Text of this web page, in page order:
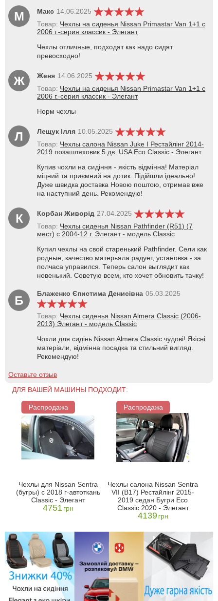
М Макс 14.06.2025
Товар: Чехлы на сиденья Nissan Primastar Van 1+1 c
2006 г.-серия классик - Элегант
Чехлы отличные, подходят как надо сидят
превосходно!
Ж Женя 14.06.2025
Товар: Чехлы на сиденья Nissan Primastar Van 1+1 c
2006 г.-серия классик - Элегант
Норм чехлы
Л Лещук Ілля 10.05.2025
Товар: Чехлы салона Nissan Juke І Рестайлінг 2014-
2019 позашляховик 5 дв. USA Eco Classic - Элегант
Купив чохли на сидіння - якість відмінна! Матеріал
міцний та приємний на дотик. Підійшли ідеально!
Дуже швидка доставка Новою поштою, отримав вже
на наступний день. Рекомендую!
К Корбан Живорід 27.04.2025
Товар: Чехлы сиденья Nissan Pathfinder (R51) (7
мест) c 2004-12 г. Элегант - модель Classic
Купил чехлы на свой старенький Pathfinder. Сели как
родные, качество матерьяла радует, установка - за
полчаса управился. Теперь салон выглядит как
новенький. Советую всем, кто хочет обновить тачку!
Б Блаженко Єпистима Денисівна 05.03.2025
Товар: Чехлы сиденья Nissan Almera Classic (2006-
2013) Элегант - модель Classic
Чохли для сидінь Nissan Almera Classic чудові! Якісні
матеріали, відмінна посадка та стильний вигляд.
Рекомендую!
Оставьте отзыв
ДЛЯ ВАШЕЙ МАШИНЫ ПОДХОДИТ:
Распродажа
Чехлы для Nissan Sentra
(бугры) с 2018 г-автоткань
Classic - Элегант
4751 грн
Распродажа
Чехлы салона Nissan Sentra
VII (B17) Рестайлінг 2015-
2019 седан Бугри Eco
Classic 2020 - Элегант
4139 грн